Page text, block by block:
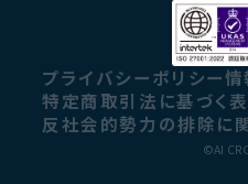
プライバシーポリシー情
特定商取引法に基づく
反社会的勢力の排除に
©AI